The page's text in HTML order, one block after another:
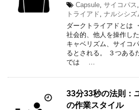
Capsule サイコパス
トライアド ナルシシズ
ダークトライアドとは
社会的、他人を操作し
キャベリズム、サイコ
るとされる。 ３つある
では …
33分33秒の法則：
の作業スタイル